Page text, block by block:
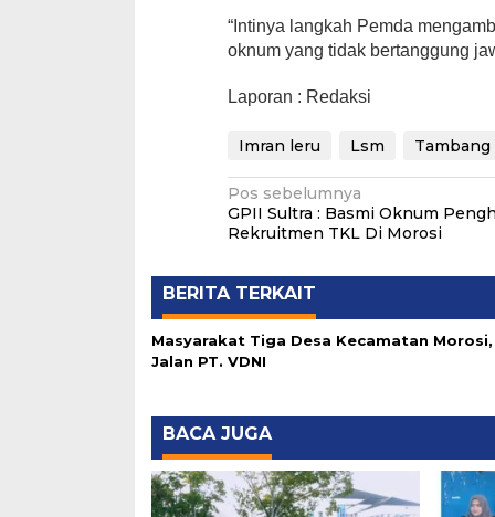
“Intinya langkah Pemda
oknum yang tidak bertanggung
Laporan : Redaksi
Imran leru Lsm
Navigasi
pos
Pos sebelumnya
GPII Sultra : Basmi Oknum
Rekruitmen TKL Di Morosi
BERITA TERKAIT
Masyarakat Tiga Desa Kecamatan
Jalan PT. VDNI
BACA JUGA